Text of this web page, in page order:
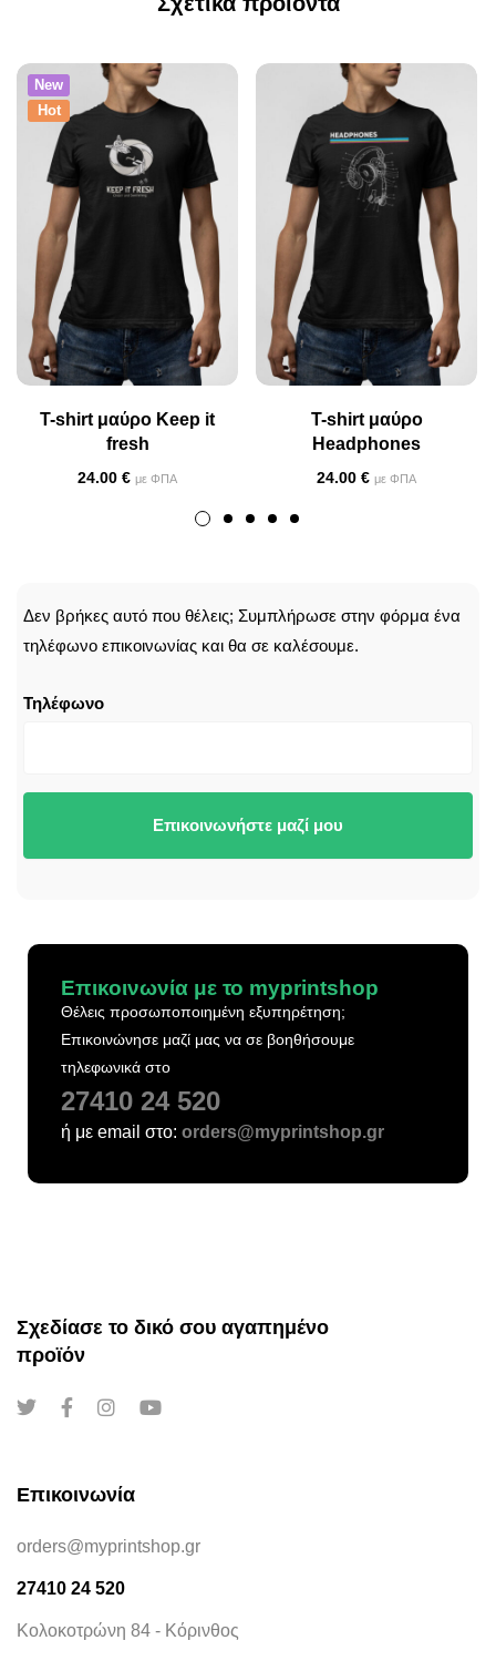
New
Hot
T-shirt μαύρο Keep it
fresh
24.00 € με ΦΠΑ
T-shirt μαύρο
Headphones
24.00 € με ΦΠΑ
Δεν βρήκες αυτό που θέλεις; Συμπλήρωσε στην φόρμα ένα
τηλέφωνο επικοινωνίας και θα σε καλέσουμε.
Τηλέφωνο
Επικοινωνήστε μαζί μου
Επικοινωνία με το myprintshop
Θέλεις προσωποποιημένη εξυπηρέτηση;
Επικοινώνησε μαζί μας να σε βοηθήσουμε
τηλεφωνικά στο
27410 24 520
ή με email στο: orders@myprintshop.gr
Σχεδίασε το δικό σου αγαπημένο
προϊόν
Επικοινωνία
orders@myprintshop.gr
27410 24 520
Κολοκοτρώνη 84 - Κόρινθος